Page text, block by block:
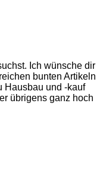
Ich wünsche dir
bunten Artikeln
Hausbau und -kauf
übrigens ganz hoch